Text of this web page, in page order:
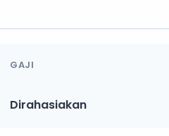
GAJI
Dirahasiakan